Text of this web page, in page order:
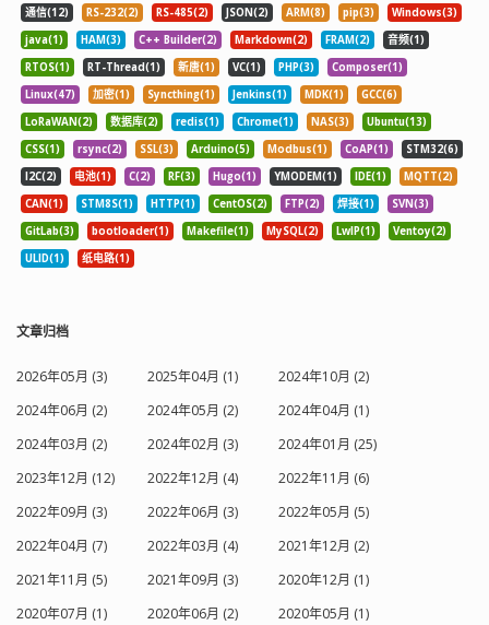
通信(12)
RS-232(2) RS-485(2) JSON(2) ARM(8) pip(3)
Windows(3)
java(1)
HAM(3) C++ Builder(2) Markdown(2) FRAM(2)
音频(1)
RTOS(1)
RT-Thread(1) 新唐(1) VC(1) PHP(3)
Composer(1)
Linux(47)
加密(1) Syncthing(1) Jenkins(1) MDK(1)
GCC(6)
LoRaWAN(2)
数据库(2) redis(1) Chrome(1) NAS(3)
Ubuntu(13)
CSS(1)
rsync(2) SSL(3) Arduino(5) Modbus(1) CoAP(1)
STM32(6)
I2C(2)
电池(1) C(2) RF(3) Hugo(1) YMODEM(1) IDE(1)
MQTT(2)
CAN(1)
STM8S(1) HTTP(1) CentOS(2) FTP(2) 焊接(1)
SVN(3)
GitLab(3)
bootloader(1) Makefile(1) MySQL(2) LwIP(1)
Ventoy(2)
ULID(1)
纸电路(1)
文章归档
2026年05月 (3) 2025年04月 (1)
2024年10月 (2)
2024年06月 (2)
2024年05月 (2)
2024年04月 (1)
2024年03月 (2)
2024年02月 (3)
2024年01月 (25)
2023年12月 (12)
2022年12月 (4)
2022年11月 (6)
2022年09月 (3)
2022年06月 (3)
2022年05月 (5)
2022年04月 (7)
2022年03月 (4)
2021年12月 (2)
2021年11月 (5)
2021年09月 (3)
2020年12月 (1)
2020年07月 (1)
2020年06月 (2)
2020年05月 (1)